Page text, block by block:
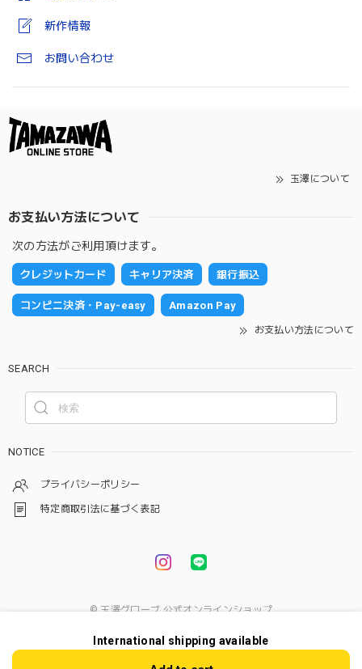
新作情報
お問い合わせ
玉澤について
お支払い方法について
次の方法がご利用頂けます。
クレジットカード キャリア決済 銀行振込
コンビニ決済・Pay-easy Amazon Pay
お支払い方法について
SEARCH
NOTICE
プライバシーポリシー
特定商取引法に基づく表記
© 玉澤グローブ 公式オンラインショップ
International shipping available
ショップに質問する